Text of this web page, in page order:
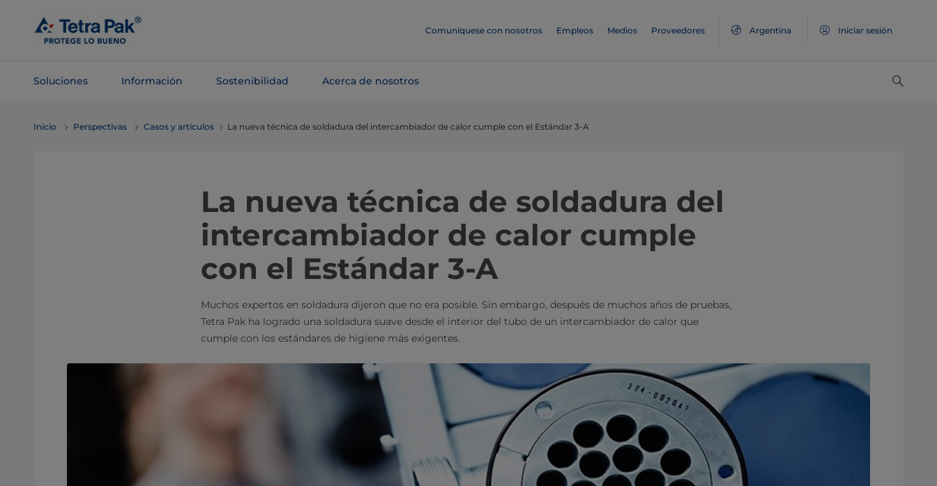
contenido
principal
Comuníquese con nosotros Empleos Medios Proveedores Argentina Iniciar sesión
Soluciones Información Sostenibilidad Acerca de nosotros
navegación
Inicio Perspectivas Casos y artículos La nueva técnica de soldadura del intercambiador de calor cumple con el Estándar 3-A
La nueva técnica de soldadura del
intercambiador de calor cumple
con el Estándar 3-A
Muchos expertos en soldadura dijeron que no era posible. Sin embargo, después de muchos años de pruebas,
Tetra Pak ha logrado una soldadura suave desde el interior del tubo de un intercambiador de calor que
cumple con los estándares de higiene más exigentes.